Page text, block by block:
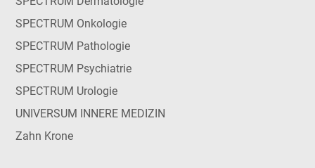
SPECTRUM Onkologie
SPECTRUM Pathologie
SPECTRUM Psychiatrie
SPECTRUM Urologie
UNIVERSUM INNERE MEDIZIN
Zahn Krone